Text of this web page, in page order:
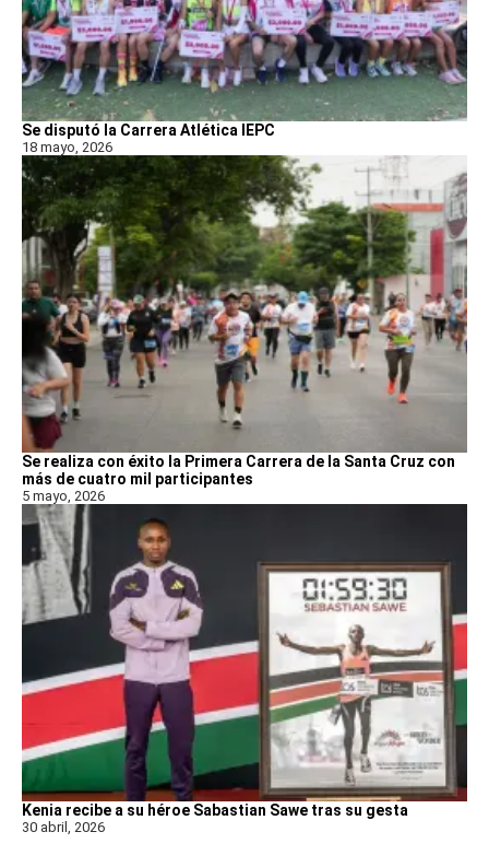
Se disputó la Carrera Atlética IEPC
18 mayo, 2026
Se realiza con éxito la Primera Carrera de la Santa Cruz con
más de cuatro mil participantes
5 mayo, 2026
Kenia recibe a su héroe Sabastian Sawe tras su gesta
30 abril, 2026